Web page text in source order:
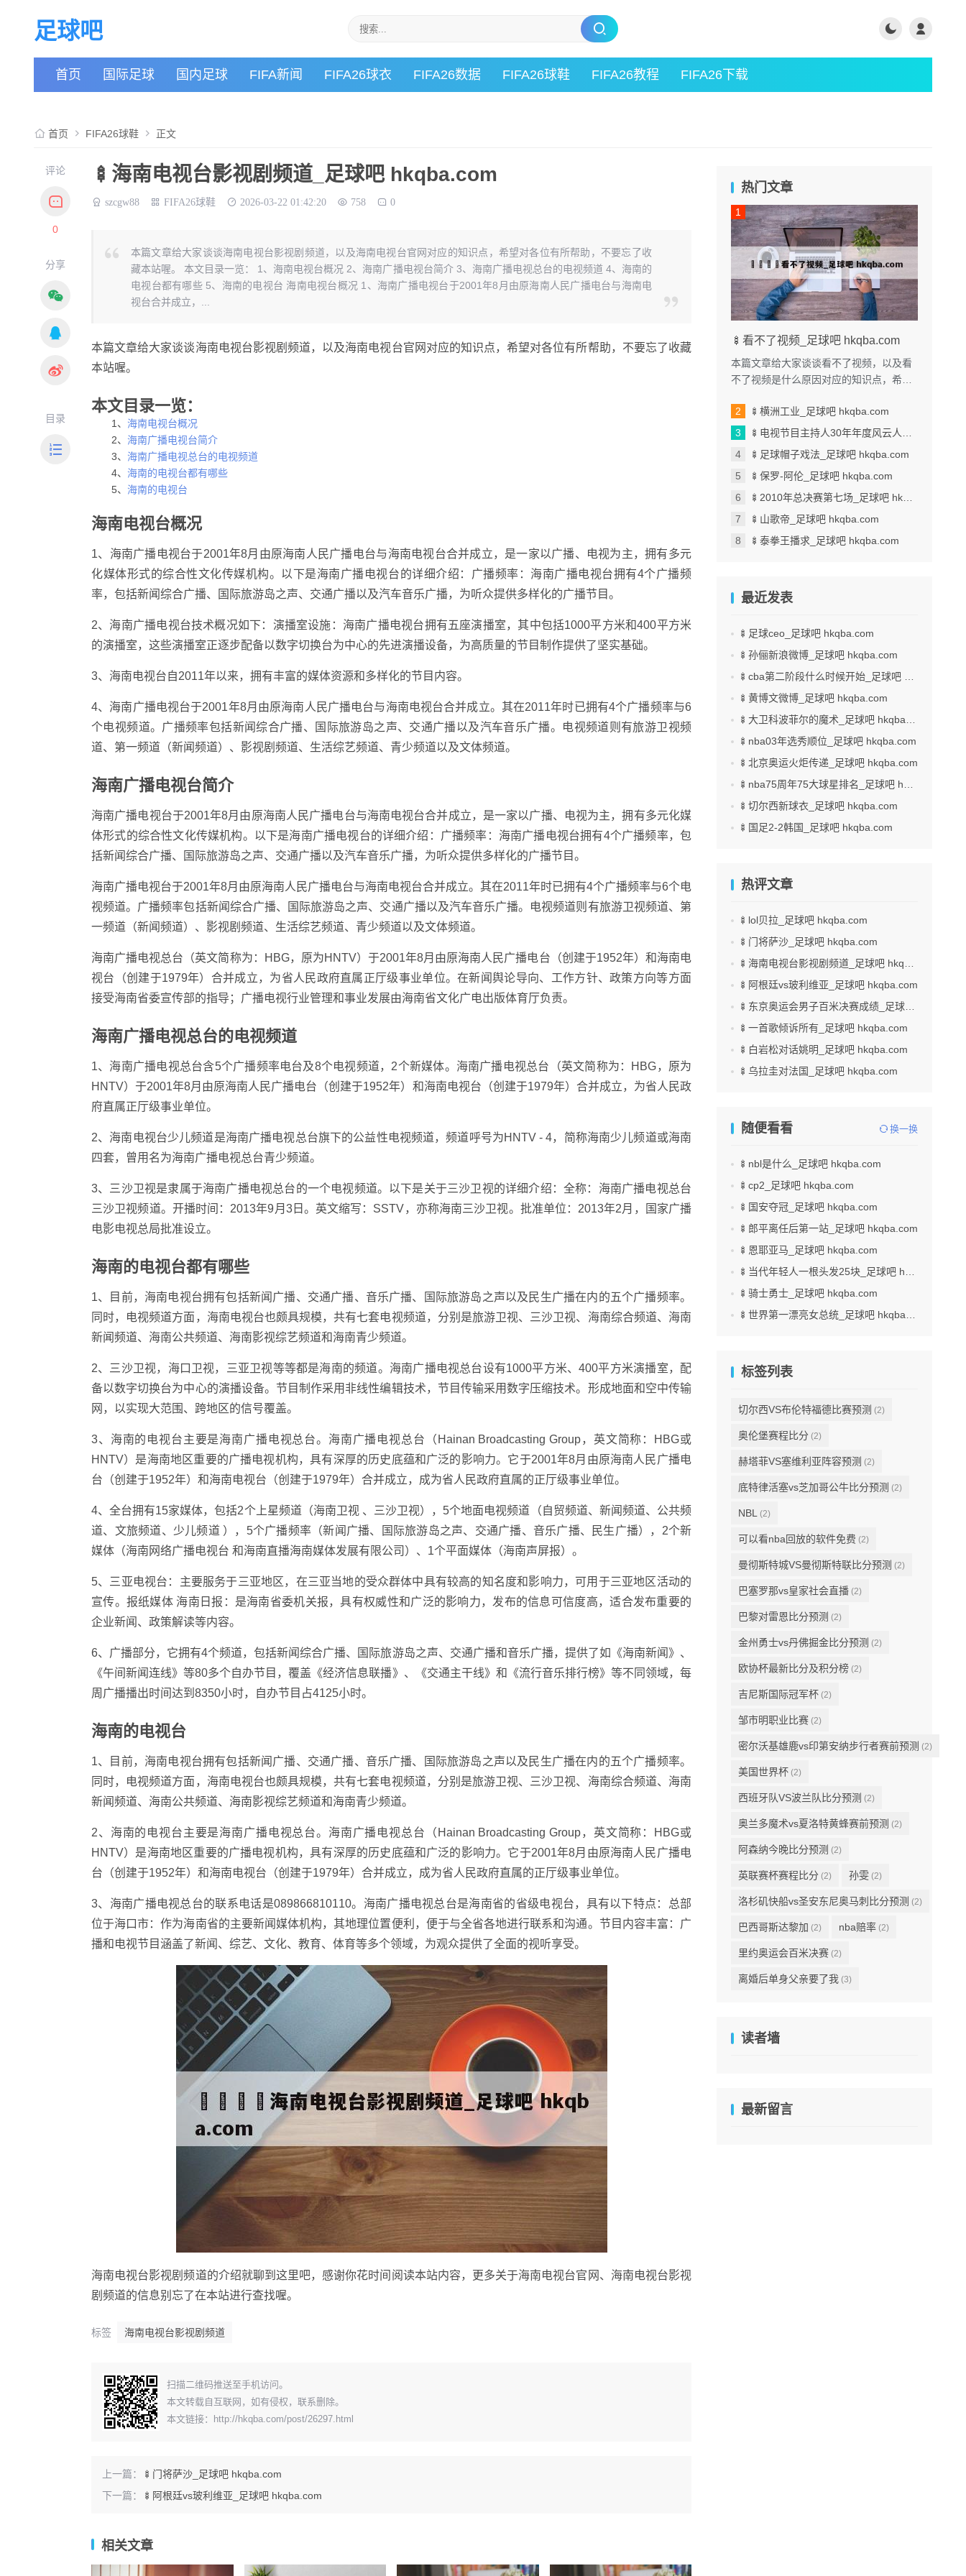
足球吧
首页 国际足球 国内足球 FIFA新闻 FIFA26球衣 FIFA26数据 FIFA26球鞋 FIFA26教程 FIFA26下载
首页 FIFA26球鞋 正文
评论
0
分享
目录
🍢海南电视台影视剧频道_足球吧 hkqba.com
szcgw88 FIFA26球鞋 2026-03-22 01:42:20 758 0
本篇文章给大家谈谈海南电视台影视剧频道，以及海南电视台官网对应的知识点，希望对各位有所帮助，不要忘了收
藏本站喔。 本文目录一览： 1、海南电视台概况 2、海南广播电视台简介 3、海南广播电视总台的电视频道 4、海南的
电视台都有哪些 5、海南的电视台 海南电视台概况 1、海南广播电视台于2001年8月由原海南人民广播电台与海南电
视台合并成立，...
本篇文章给大家谈谈海南电视台影视剧频道，以及海南电视台官网对应的知识点，希望对各位有所帮助，不要忘了收藏
本站喔。
本文目录一览：
1、 海南电视台概况
2、 海南广播电视台简介
3、 海南广播电视总台的电视频道
4、 海南的电视台都有哪些
5、 海南的电视台
海南电视台概况
1、海南广播电视台于2001年8月由原海南人民广播电台与海南电视台合并成立，是一家以广播、电视为主，拥有多元
化媒体形式的综合性文化传媒机构。以下是海南广播电视台的详细介绍：广播频率：海南广播电视台拥有4个广播频
率，包括新闻综合广播、国际旅游岛之声、交通广播以及汽车音乐广播，为听众提供多样化的广播节目。
2、海南广播电视台技术概况如下：演播室设施：海南广播电视台拥有五座演播室，其中包括1000平方米和400平方米
的演播室，这些演播室正逐步配备以数字切换台为中心的先进演播设备，为高质量的节目制作提供了坚实基础。
3、海南电视台自2011年以来，拥有丰富的媒体资源和多样化的节目内容。
4、海南广播电视台于2001年8月由原海南人民广播电台与海南电视台合并成立。其在2011年时已拥有4个广播频率与6
个电视频道。广播频率包括新闻综合广播、国际旅游岛之声、交通广播以及汽车音乐广播。电视频道则有旅游卫视频
道、第一频道（新闻频道）、影视剧频道、生活综艺频道、青少频道以及文体频道。
海南广播电视台简介
海南广播电视台于2001年8月由原海南人民广播电台与海南电视台合并成立，是一家以广播、电视为主，拥有多元化媒
体形式的综合性文化传媒机构。以下是海南广播电视台的详细介绍：广播频率：海南广播电视台拥有4个广播频率，包
括新闻综合广播、国际旅游岛之声、交通广播以及汽车音乐广播，为听众提供多样化的广播节目。
海南广播电视台于2001年8月由原海南人民广播电台与海南电视台合并成立。其在2011年时已拥有4个广播频率与6个电
视频道。广播频率包括新闻综合广播、国际旅游岛之声、交通广播以及汽车音乐广播。电视频道则有旅游卫视频道、第
一频道（新闻频道）、影视剧频道、生活综艺频道、青少频道以及文体频道。
海南广播电视总台（英文简称为：HBG，原为HNTV）于2001年8月由原海南人民广播电台（创建于1952年）和海南电
视台（创建于1979年）合并成立，为省人民政府直属正厅级事业单位。在新闻舆论导向、工作方针、政策方向等方面
接受海南省委宣传部的指导；广播电视行业管理和事业发展由海南省文化广电出版体育厅负责。
海南广播电视总台的电视频道
1、海南广播电视总台含5个广播频率电台及8个电视频道，2个新媒体。海南广播电视总台（英文简称为：HBG，原为
HNTV）于2001年8月由原海南人民广播电台（创建于1952年）和海南电视台（创建于1979年）合并成立，为省人民政
府直属正厅级事业单位。
2、海南电视台少儿频道是海南广播电视总台旗下的公益性电视频道，频道呼号为HNTV - 4，简称海南少儿频道或海南
四套，曾用名为海南广播电视总台青少频道。
3、三沙卫视是隶属于海南广播电视总台的一个电视频道。以下是关于三沙卫视的详细介绍：全称：海南广播电视总台
三沙卫视频道。开播时间：2013年9月3日。英文缩写：SSTV，亦称海南三沙卫视。批准单位：2013年2月，国家广播
电影电视总局批准设立。
海南的电视台都有哪些
1、目前，海南电视台拥有包括新闻广播、交通广播、音乐广播、国际旅游岛之声以及民生广播在内的五个广播频率。
同时，电视频道方面，海南电视台也颇具规模，共有七套电视频道，分别是旅游卫视、三沙卫视、海南综合频道、海南
新闻频道、海南公共频道、海南影视综艺频道和海南青少频道。
2、三沙卫视，海口卫视，三亚卫视等等都是海南的频道。海南广播电视总台设有1000平方米、400平方米演播室，配
备以数字切换台为中心的演播设备。节目制作采用非线性编辑技术，节目传输采用数字压缩技术。形成地面和空中传输
网，以实现大范围、跨地区的信号覆盖。
3、海南的电视台主要是海南广播电视总台。海南广播电视总台（Hainan Broadcasting Group，英文简称：HBG或
HNTV）是海南地区重要的广播电视机构，具有深厚的历史底蕴和广泛的影响力。它于2001年8月由原海南人民广播电
台（创建于1952年）和海南电视台（创建于1979年）合并成立，成为省人民政府直属的正厅级事业单位。
4、全台拥有15家媒体，包括2个上星频道（海南卫视 、三沙卫视），5个地面电视频道（自贸频道、新闻频道、公共频
道、文旅频道、少儿频道 ），5个广播频率（新闻广播、国际旅游岛之声、交通广播、音乐广播、民生广播），2个新
媒体（海南网络广播电视台 和海南直播海南媒体发展有限公司）、1个平面媒体（海南声屏报）。
5、三亚电视台：主要服务于三亚地区，在三亚当地的受众群体中具有较高的知名度和影响力，可用于三亚地区活动的
宣传。报纸媒体 海南日报：是海南省委机关报，具有权威性和广泛的影响力，发布的信息可信度高，适合发布重要的
企业新闻、政策解读等内容。
6、广播部分，它拥有4个频道，包括新闻综合广播、国际旅游岛之声、交通广播和音乐广播，提供了如《海南新闻》、
《午间新闻连线》等80多个自办节目，覆盖《经济信息联播》、《交通主干线》和《流行音乐排行榜》等不同领域，每
周广播播出时间达到8350小时，自办节目占4125小时。
海南的电视台
1、目前，海南电视台拥有包括新闻广播、交通广播、音乐广播、国际旅游岛之声以及民生广播在内的五个广播频率。
同时，电视频道方面，海南电视台也颇具规模，共有七套电视频道，分别是旅游卫视、三沙卫视、海南综合频道、海南
新闻频道、海南公共频道、海南影视综艺频道和海南青少频道。
2、海南的电视台主要是海南广播电视总台。海南广播电视总台（Hainan Broadcasting Group，英文简称：HBG或
HNTV）是海南地区重要的广播电视机构，具有深厚的历史底蕴和广泛的影响力。它于2001年8月由原海南人民广播电
台（创建于1952年）和海南电视台（创建于1979年）合并成立，成为省人民政府直属的正厅级事业单位。
3、海南广播电视总台的联系电话是089866810110。海南广播电视总台是海南省的省级电视台，具有以下特点：总部
位于海口市：作为海南省的主要新闻媒体机构，其地理位置便利，便于与全省各地进行联系和沟通。节目内容丰富：广
播和电视节目涵盖了新闻、综艺、文化、教育、体育等多个领域，为观众提供了全面的视听享受。
海南电视台影视剧频道的介绍就聊到这里吧，感谢你花时间阅读本站内容，更多关于海南电视台官网、海南电视台影视
剧频道的信息别忘了在本站进行查找喔。
标签 海南电视台影视剧频道
​扫描二维码推送至手机访问。
本文转载自互联网，如有侵权，联系删除。
本文链接：
http://hkqba.com/post/26297.html
上一篇：
🍢门将萨沙_足球吧 hkqba.com
下一篇：
🍢阿根廷vs玻利维亚_足球吧 hkqba.com
相关文章
热门文章
🍢看不了视频_足球吧 hkqba.com
本篇文章给大家谈谈看不了视频，以及看
不了视频是什么原因对应的知识点，希望
本文目录一览： 1、我手机...
🍢横洲工业_足球吧 hkqba.com
🍢电视节目主持人30年年度风云人物_足球吧 hkqba.com
🍢足球帽子戏法_足球吧 hkqba.com
🍢保罗-阿伦_足球吧 hkqba.com
🍢2010年总决赛第七场_足球吧 hkqba.com
🍢山歌帝_足球吧 hkqba.com
🍢泰拳王播求_足球吧 hkqba.com
最近发表
🍢足球ceo_足球吧 hkqba.com
🍢孙俪新浪微博_足球吧 hkqba.com
🍢cba第二阶段什么时候开始_足球吧 hkqba.com
🍢黄博文微博_足球吧 hkqba.com
🍢大卫科波菲尔的魔术_足球吧 hkqba.com
🍢nba03年选秀顺位_足球吧 hkqba.com
🍢北京奥运火炬传递_足球吧 hkqba.com
🍢nba75周年75大球星排名_足球吧 hkqba.com
🍢切尔西新球衣_足球吧 hkqba.com
🍢国足2-2韩国_足球吧 hkqba.com
热评文章
🍢lol贝拉_足球吧 hkqba.com
🍢门将萨沙_足球吧 hkqba.com
🍢海南电视台影视剧频道_足球吧 hkqba.com
🍢阿根廷vs玻利维亚_足球吧 hkqba.com
🍢东京奥运会男子百米决赛成绩_足球吧 hkqba.com
🍢一首歌倾诉所有_足球吧 hkqba.com
🍢白岩松对话姚明_足球吧 hkqba.com
🍢乌拉圭对法国_足球吧 hkqba.com
随便看看 换一换
🍢nbl是什么_足球吧 hkqba.com
🍢cp2_足球吧 hkqba.com
🍢国安夺冠_足球吧 hkqba.com
🍢郎平离任后第一站_足球吧 hkqba.com
🍢恩耶亚马_足球吧 hkqba.com
🍢当代年轻人一根头发25块_足球吧 hkqba.com
🍢骑士勇士_足球吧 hkqba.com
🍢世界第一漂亮女总统_足球吧 hkqba.com
标签列表
切尔西VS布伦特福德比赛预测 (2)
奥伦堡赛程比分 (2)
赫塔菲VS塞维利亚阵容预测 (2)
底特律活塞vs芝加哥公牛比分预测 (2)
NBL (2)
可以看nba回放的软件免费 (2)
曼彻斯特城VS曼彻斯特联比分预测 (2)
巴塞罗那vs皇家社会直播 (2)
巴黎对雷恩比分预测 (2)
金州勇士vs丹佛掘金比分预测 (2)
欧协杯最新比分及积分榜 (2)
吉尼斯国际冠军杯 (2)
邹市明职业比赛 (2)
密尔沃基雄鹿vs印第安纳步行者赛前预测 (2)
美国世界杯 (2)
西班牙队VS波兰队比分预测 (2)
奥兰多魔术vs夏洛特黄蜂赛前预测 (2)
阿森纳今晚比分预测 (2)
英联赛杯赛程比分 (2) 孙雯 (2)
洛杉矶快船vs圣安东尼奥马刺比分预测 (2)
巴西哥斯达黎加 (2) nba赔率 (2)
里约奥运会百米决赛 (2)
离婚后单身父亲要了我 (3)
读者墙
最新留言